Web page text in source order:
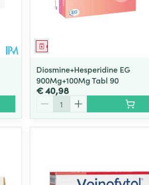
Geneesmiddel
Diosmine+Hesperidine EG
900Mg+100Mg Tabl 90
€ 40,98